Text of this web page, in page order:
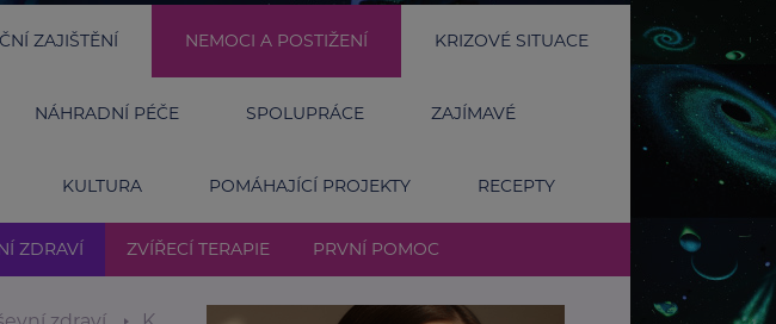
ZAJIŠTĚNÍ NEMOCI A POSTIŽENÍ KRIZOVÉ SITUACE
NÁHRADNÍ PÉČE SPOLUPRÁCE ZAJÍMAVÉ
KULTURA POMÁHAJÍCÍ PROJEKTY RECEPTY
ZDRAVÍ ZVÍŘECÍ TERAPIE PRVNÍ POMOC